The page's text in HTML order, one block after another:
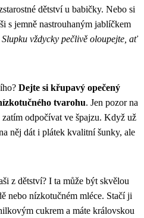
dětství u babičky. Nebo si
s jemně nastrouhaným jablíčkem
Slupku vždycky pečlivě oloupejte, ať
Dejte si křupavý opečený
tvarohu. Jen pozor na
odpočívat ve špajzu. Když už
něj dát i plátek kvalitní šunky, ale
z dětství? I ta může být skvělou
nebo nízkotučném mléce. Stačí ji
cukrem a máte královskou